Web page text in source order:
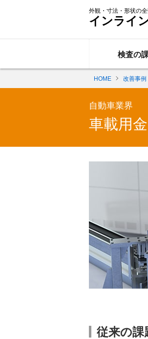
外観・寸法・形状の
インライ
検査の
HOME 改善事例
自動車業界
車載用
従来の課